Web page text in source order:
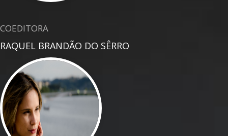
COEDITORA
RAQUEL BRANDÃO DO SÊRRO